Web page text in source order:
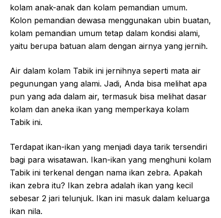
kolam anak-anak dan kolam pemandian umum.
Kolon pemandian dewasa menggunakan ubin buatan,
kolam pemandian umum tetap dalam kondisi alami,
yaitu berupa batuan alam dengan airnya yang jernih.
Air dalam kolam Tabik ini jernihnya seperti mata air
pegunungan yang alami. Jadi, Anda bisa melihat apa
pun yang ada dalam air, termasuk bisa melihat dasar
kolam dan aneka ikan yang memperkaya kolam
Tabik ini.
Terdapat ikan-ikan yang menjadi daya tarik tersendiri
bagi para wisatawan. Ikan-ikan yang menghuni kolam
Tabik ini terkenal dengan nama ikan zebra. Apakah
ikan zebra itu? Ikan zebra adalah ikan yang kecil
sebesar 2 jari telunjuk. Ikan ini masuk dalam keluarga
ikan nila.